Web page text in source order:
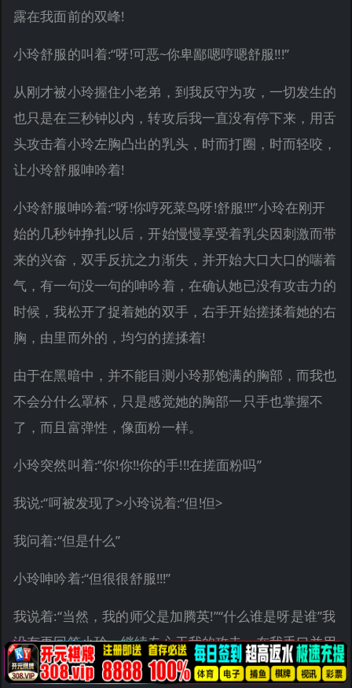
露在我面前的双峰!
小玲舒服的叫着:“呀!可恶~你卑鄙嗯哼嗯舒服!!!”
从刚才被小玲握住小老弟，到我反守为攻，一切发生的
也只是在三秒钟以内，转攻后我一直没有停下来，用舌
头攻击着小玲左胸凸出的乳头，时而打圈，时而轻咬，
让小玲舒服呻吟着!
小玲舒服呻吟着:“呀!你哼死菜鸟呀!舒服!!!”小玲在刚开
始的几秒钟挣扎以后，开始慢慢享受着乳尖因刺激而带
来的兴奋，双手反抗之力渐失，并开始大口大口的喘着
气，有一句没一句的呻吟着，在确认她已没有攻击力的
时候，我松开了捉着她的双手，右手开始搓揉着她的右
胸，由里而外的，均匀的搓揉着!
由于在黑暗中，并不能目测小玲那饱满的胸部，而我也
不会分什么罩杯，只是感觉她的胸部一只手也掌握不
了，而且富弹性，像面粉一样。
小玲突然叫着:“你!你!!你的手!!!在搓面粉吗”
我说:“呵被发现了>小玲说着:“但!但>
我问着:“但是什么”
小玲呻吟着:“但很很舒服!!!”
我说着:“当然，我的师父是加腾英!”“什么谁是呀是谁”我
没有再回答小玲，继续专心于我的攻击，在我手口并用
的刺激她胸部的时候，我的左手并没有闲着，我漫游于